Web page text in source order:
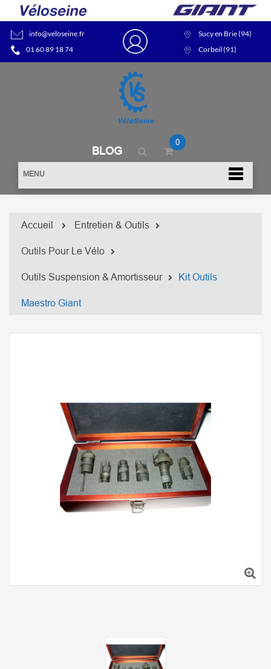
info@veloseine.fr
01 60 89 18 74
Sucy en Brie (94)
Corbeil (91)
BLOG
0
MENU
Accueil Entretien & Outils
Outils Pour Le Vélo
Outils Suspension & Amortisseur Kit Outils
Maestro Giant